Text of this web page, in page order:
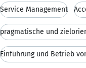
Service Management
pragmatische und
Einführung und Betrieb